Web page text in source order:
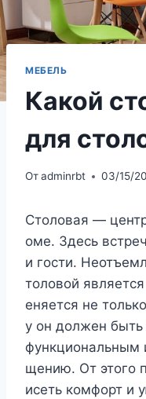
МЕБЕЛЬ
Какой
для
Отadminrbt 03/15/
Столовая —
оме. Здесь
и гости.
толовой
еняется не
у он должен быть
функциональным
щению. От этого
исеть комфорт и